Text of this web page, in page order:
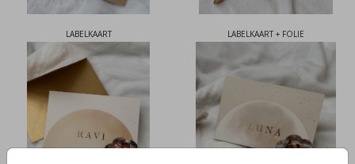
LABELKAART LABELKAART + FOLIE